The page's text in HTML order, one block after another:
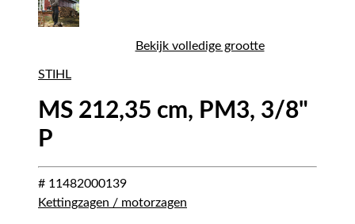
Bekijk volledige grootte
STIHL
MS 212,35 cm, PM3, 3/8"
P
# 11482000139
Kettingzagen / motorzagen